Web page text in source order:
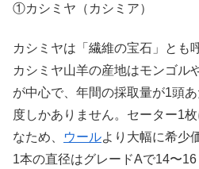
①カシミヤ（カシミア）
カシミヤは「繊維の宝石」とも
カシミヤ山羊の産地はモンゴル
が中心で、年間の採取量が1頭
度しかありません。セーター1
なため、
ウールより大幅に希少
1本の直径はグレードAで14〜